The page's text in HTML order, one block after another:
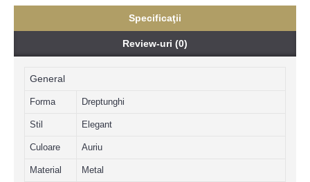
Specificaţii
Review-uri (0)
General
Forma Dreptunghi
Stil Elegant
Culoare Auriu
Material Metal